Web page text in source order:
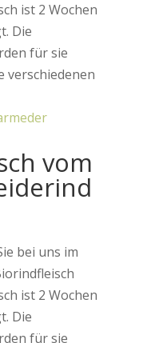
ist 2 Wochen
Die
für sie
verschiedenen
vom
bei uns im
ist 2 Wochen
Die
für sie